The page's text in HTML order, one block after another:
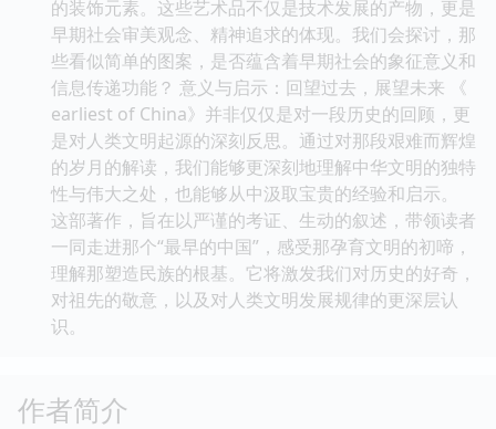
的装饰元素。这些艺术品不仅是技术发展的产物，更是
早期社会审美观念、精神追求的体现。我们会探讨，那
些看似简单的图案，是否蕴含着早期社会的象征意义和
信息传递功能？ 意义与启示：回望过去，展望未来 《
earliest of China》并非仅仅是对一段历史的回顾，更
是对人类文明起源的深刻反思。通过对那段艰难而辉煌
的岁月的解读，我们能够更深刻地理解中华文明的独特
性与伟大之处，也能够从中汲取宝贵的经验和启示。
这部著作，旨在以严谨的考证、生动的叙述，带领读者
一同走进那个“最早的中国”，感受那孕育文明的初啼，
理解那塑造民族的根基。它将激发我们对历史的好奇，
对祖先的敬意，以及对人类文明发展规律的更深层认
识。
作者简介